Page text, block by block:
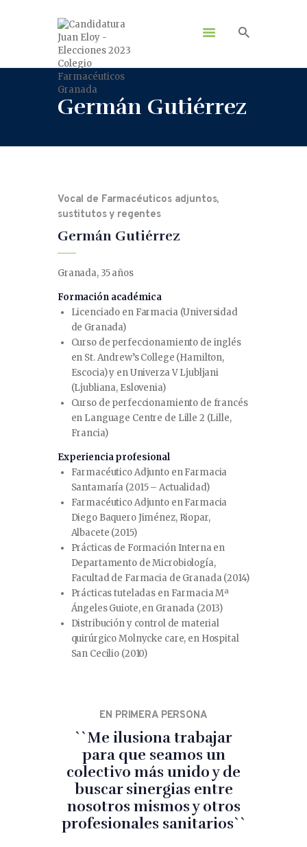
Germán Gutiérrez
Vocal de Farmacéuticos adjuntos,
sustitutos y regentes
Germán Gutiérrez
Granada, 35 años
Formación académica
Licenciado en Farmacia (Universidad
de Granada)
Curso de perfeccionamiento de inglés
en St. Andrew’s College (Hamilton,
Escocia) y en Univerza V Ljubljani
(Ljubliana, Eslovenia)
Curso de perfeccionamiento de francés
en Language Centre de Lille 2 (Lille,
Francia)
Experiencia profesional
Farmacéutico Adjunto en Farmacia
Santamaría (2015 – Actualidad)
Farmacéutico Adjunto en Farmacia
Diego Baquero Jiménez, Riopar,
Albacete (2015)
Prácticas de Formación Interna en
Departamento de Microbiología,
Facultad de Farmacia de Granada (2014)
Prácticas tuteladas en Farmacia Mª
Ángeles Guiote, en Granada (2013)
Distribución y control de material
quirúrgico Molnycke care, en Hospital
San Cecilio (2010)
EN PRIMERA PERSONA
``Me ilusiona trabajar
para que seamos un
colectivo más unido y de
buscar sinergias entre
nosotros mismos y otros
profesionales sanitarios``